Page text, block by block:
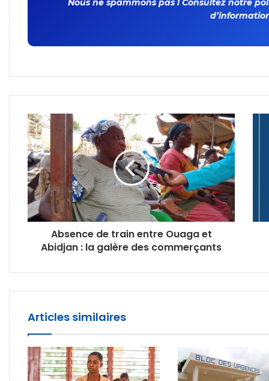
Nous ne spammons pas ! Consultez notre
Absence de train entre Ouaga et
Abidjan : la galère des commerçants
Articles similaires